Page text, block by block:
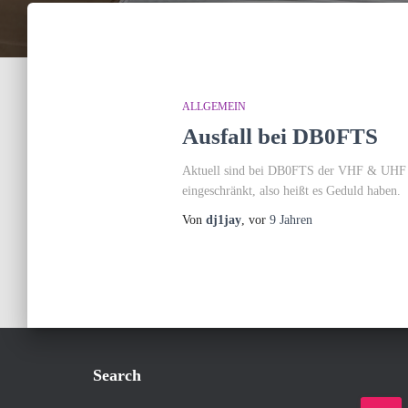
ALLGEMEIN
Ausfall bei DB0FTS
Aktuell sind bei DB0FTS der VHF & UHF
eingeschränkt, also heißt es Geduld
Von dj1jay, vor 9 Jahren
Search